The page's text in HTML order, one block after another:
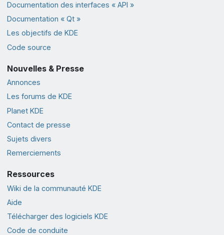
Documentation des interfaces « API »
Documentation « Qt »
Les objectifs de KDE
Code source
Nouvelles & Presse
Annonces
Les forums de KDE
Planet KDE
Contact de presse
Sujets divers
Remerciements
Ressources
Wiki de la communauté KDE
Aide
Télécharger des logiciels KDE
Code de conduite